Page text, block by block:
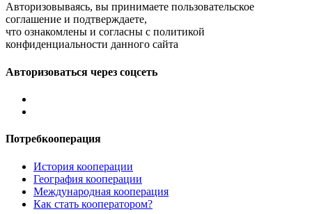
Авторизовываясь, вы принимаете пользовательское
соглашение и подтверждаете,
что ознакомлены и согласны с политикой
конфиденциальности данного сайта
Авторизоваться через соцсеть
Потребкооперация
История кооперации
География кооперации
Международная кооперация
Как стать кооператором?